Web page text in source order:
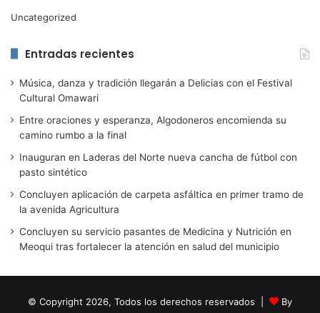
Uncategorized
Entradas recientes
Música, danza y tradición llegarán a Delicias con el Festival
Cultural Omawari
Entre oraciones y esperanza, Algodoneros encomienda su
camino rumbo a la final
Inauguran en Laderas del Norte nueva cancha de fútbol con
pasto sintético
Concluyen aplicación de carpeta asfáltica en primer tramo de
la avenida Agricultura
Concluyen su servicio pasantes de Medicina y Nutrición en
Meoqui tras fortalecer la atención en salud del municipio
© Copyright 2026, Todos los derechos reservados | By